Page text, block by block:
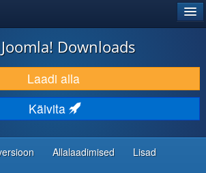
Joomla! Downloads
Laadi alla
Käivita
Allalaadimised Lisad